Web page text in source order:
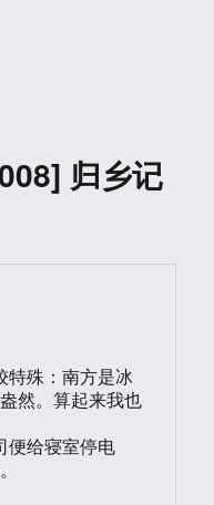
归乡记
然。算起来我也
给寝室停电